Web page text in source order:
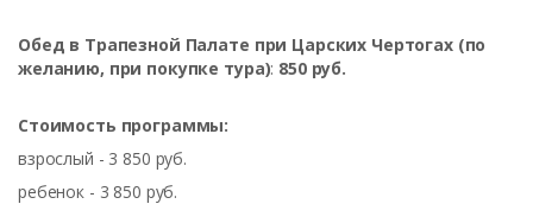
Обед в Трапезной Палате при Царских Чертогах (по
желанию, при покупке тура): 850 руб.
Стоимость программы:
взрослый - 3 850 руб.
ребенок - 3 850 руб.